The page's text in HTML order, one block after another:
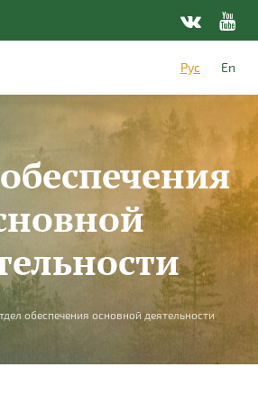
Рус
En
обеспечения основной деятельности